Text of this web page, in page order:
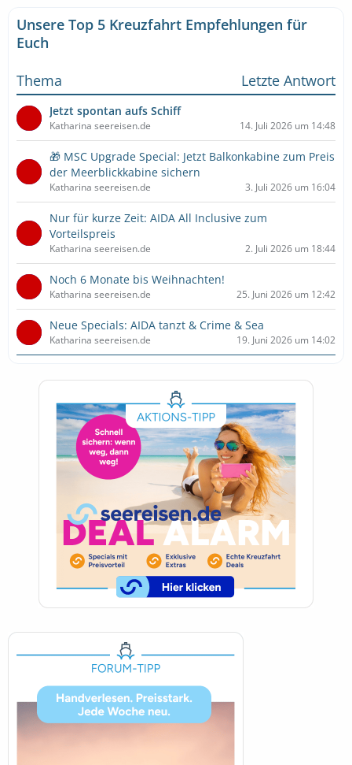
Unsere Top 5 Kreuzfahrt Empfehlungen für
Euch
Thema
Letzte Antwort
Jetzt spontan aufs Schiff
Katharina seereisen.de 14. Juli 2026 um 14:48
🎁 MSC Upgrade Special: Jetzt Balkonkabine zum Preis
der Meerblickkabine sichern
Katharina seereisen.de 3. Juli 2026 um 16:04
Nur für kurze Zeit: AIDA All Inclusive zum
Vorteilspreis
Katharina seereisen.de 2. Juli 2026 um 18:44
Noch 6 Monate bis Weihnachten!
Katharina seereisen.de 25. Juni 2026 um 12:42
Neue Specials: AIDA tanzt & Crime & Sea
Katharina seereisen.de 19. Juni 2026 um 14:02